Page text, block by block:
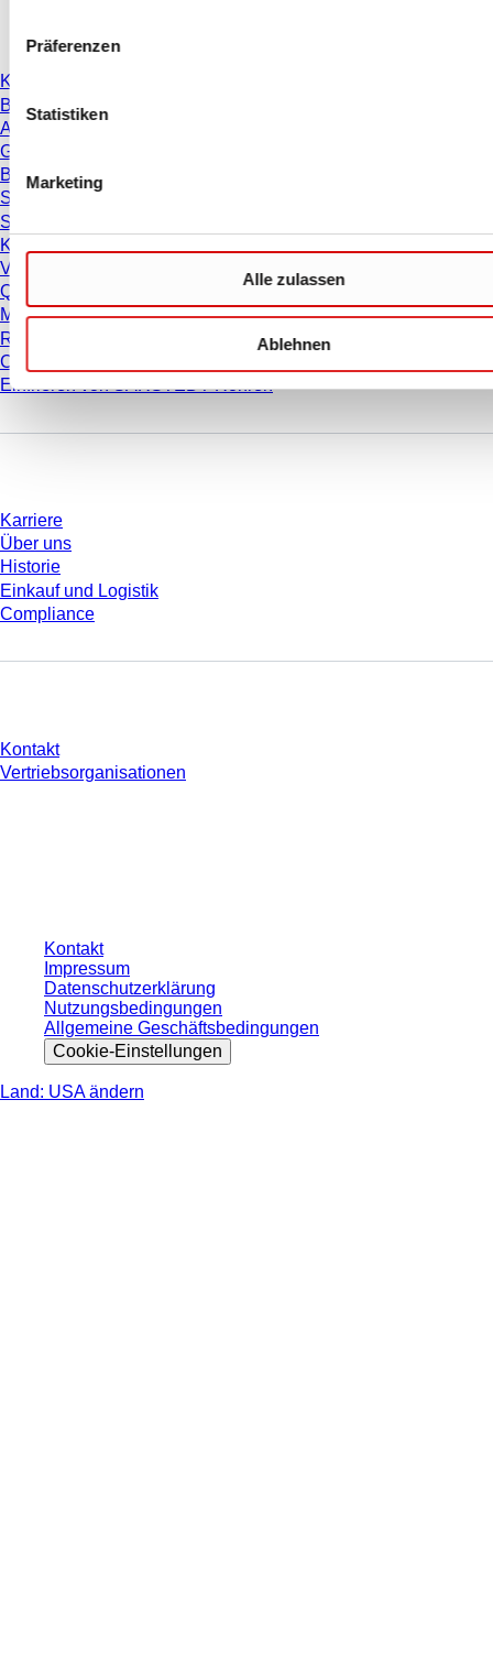
Präferenzen
Statistiken
Marketing
Alle zulassen
Ablehnen
Katalog
Broschüren
Anwenderinformationen
Gebrauchshinweise
Bedienungsanleitungen
Studien
Sicherheitsdatenblätter
Konformitätserklärungen
Videos
Qualitätsmanagement
Materialeigenschaften
Reinheitsgrade
Chemikalienbeständigkeit
Einfrieren von SARSTEDT-Röhren
Karriere
Über uns
Historie
Einkauf und Logistik
Compliance
Kontakt
Vertriebsorganisationen
Kontakt
Impressum
Datenschutzerklärung
Nutzungsbedingungen
Allgemeine Geschäftsbedingungen
Cookie-Einstellungen
Land: USA ändern